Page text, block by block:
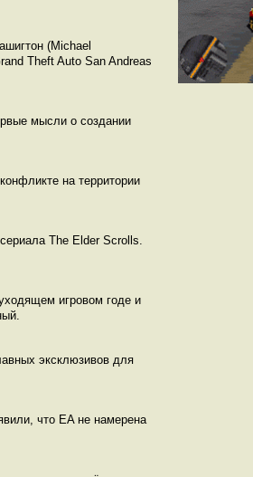
(Michael
Theft Auto San Andreas
мысли о создании
на территории
The Elder Scrolls.
игровом годе и
эксклюзивов для
что EA не намерена